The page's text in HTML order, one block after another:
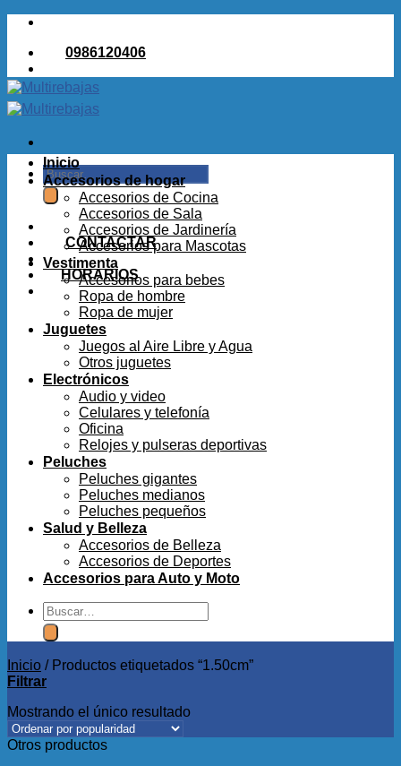
Saltar
contenido0986120406
Buscar
por:
CONTACTAR
HORARIOS
Inicio
Accesorios de hogar
Accesorios de Cocina
Accesorios de Sala
Accesorios de Jardinería
Accesorios para Mascotas
Vestimenta
Accesorios para bebes
Ropa de hombre
Ropa de mujer
Juguetes
Juegos al Aire Libre y Agua
Otros juguetes
Electrónicos
Audio y video
Celulares y telefonía
Oficina
Relojes y pulseras deportivas
Peluches
Peluches gigantes
Peluches medianos
Peluches pequeños
Salud y Belleza
Accesorios de Belleza
Accesorios de Deportes
Accesorios para Auto y Moto
Buscar
por:
Inicio /Productos etiquetados “1.50cm”
Filtrar
Mostrando el único resultado
Otros productos